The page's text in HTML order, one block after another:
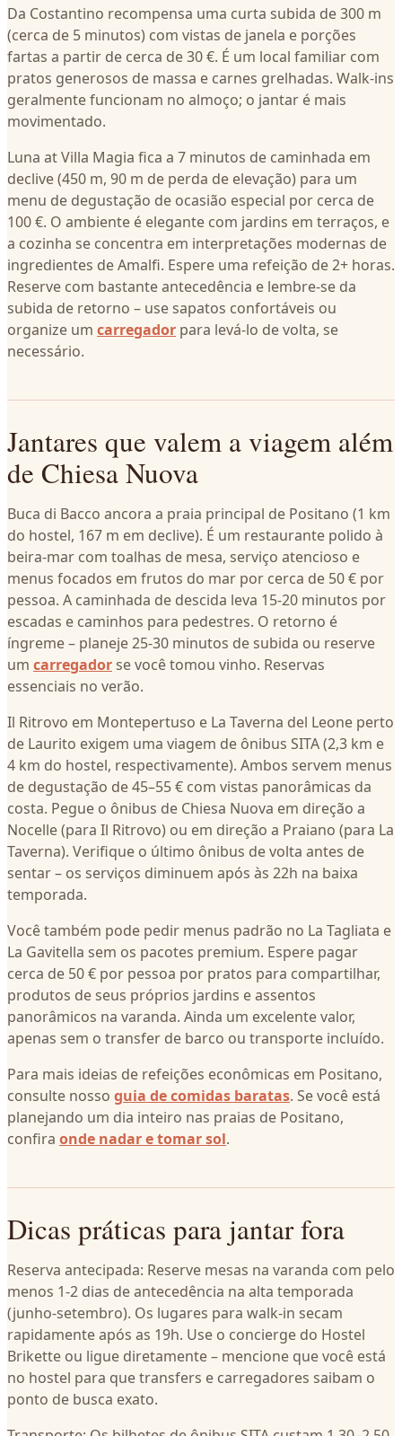
Da Costantino recompensa uma curta subida de 300 m
(cerca de 5 minutos) com vistas de janela e porções
fartas a partir de cerca de 30 €. É um local familiar com
pratos generosos de massa e carnes grelhadas. Walk-ins
geralmente funcionam no almoço; o jantar é mais
movimentado.
Luna at Villa Magia fica a 7 minutos de caminhada em
declive (450 m, 90 m de perda de elevação) para um
menu de degustação de ocasião especial por cerca de
100 €. O ambiente é elegante com jardins em terraços, e
a cozinha se concentra em interpretações modernas de
ingredientes de Amalfi. Espere uma refeição de 2+ horas.
Reserve com bastante antecedência e lembre-se da
subida de retorno – use sapatos confortáveis ou
organize um carregador para levá-lo de volta, se
necessário.
Jantares que valem a viagem além
de Chiesa Nuova
Buca di Bacco ancora a praia principal de Positano (1 km
do hostel, 167 m em declive). É um restaurante polido à
beira-mar com toalhas de mesa, serviço atencioso e
menus focados em frutos do mar por cerca de 50 € por
pessoa. A caminhada de descida leva 15-20 minutos por
escadas e caminhos para pedestres. O retorno é
íngreme – planeje 25-30 minutos de subida ou reserve
um carregador se você tomou vinho. Reservas
essenciais no verão.
Il Ritrovo em Montepertuso e La Taverna del Leone perto
de Laurito exigem uma viagem de ônibus SITA (2,3 km e
4 km do hostel, respectivamente). Ambos servem menus
de degustação de 45–55 € com vistas panorâmicas da
costa. Pegue o ônibus de Chiesa Nuova em direção a
Nocelle (para Il Ritrovo) ou em direção a Praiano (para La
Taverna). Verifique o último ônibus de volta antes de
sentar – os serviços diminuem após às 22h na baixa
temporada.
Você também pode pedir menus padrão no La Tagliata e
La Gavitella sem os pacotes premium. Espere pagar
cerca de 50 € por pessoa por pratos para compartilhar,
produtos de seus próprios jardins e assentos
panorâmicos na varanda. Ainda um excelente valor,
apenas sem o transfer de barco ou transporte incluído.
Para mais ideias de refeições econômicas em Positano,
consulte nosso guia de comidas baratas. Se você está
planejando um dia inteiro nas praias de Positano,
confira onde nadar e tomar sol.
Dicas práticas para jantar fora
Reserva antecipada: Reserve mesas na varanda com pelo
menos 1-2 dias de antecedência na alta temporada
(junho-setembro). Os lugares para walk-in secam
rapidamente após as 19h. Use o concierge do Hostel
Brikette ou ligue diretamente – mencione que você está
no hostel para que transfers e carregadores saibam o
ponto de busca exato.